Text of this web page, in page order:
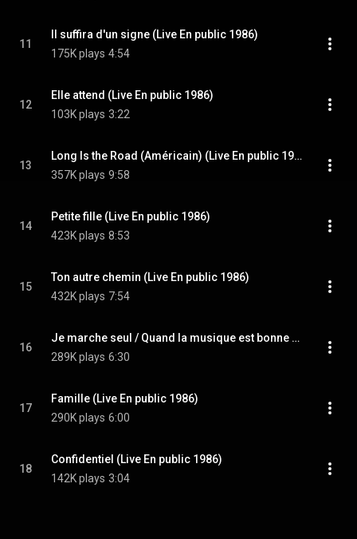
11
Il suffira d'un signe (Live En public 1986)
175K plays 4:54
12
Elle attend (Live En public 1986)
103K plays 3:22
13
Long Is the Road (Américain) (Live En public 1986)
357K plays 9:58
14
Petite fille (Live En public 1986)
423K plays 8:53
15
Ton autre chemin (Live En public 1986)
432K plays 7:54
16
Je marche seul / Quand la musique est bonne / Au bout de mes rêves / Encore un matin (Live En public 1986)
289K plays 6:30
17
Famille (Live En public 1986)
290K plays 6:00
18
Confidentiel (Live En public 1986)
142K plays 3:04